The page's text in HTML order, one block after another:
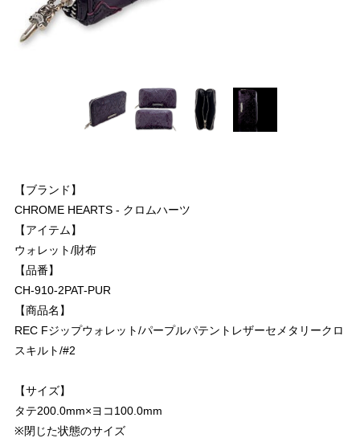
【ブランド】
CHROME HEARTS - クロムハーツ
【アイテム】
ウォレット/財布
【品番】
CH-910-2PAT-PUR
【商品名】
REC Fジップウォレット/パープルパテントレザーセメタリークロ
スキルト/#2
【サイズ】
タテ200.0mm×ヨコ100.0mm
※閉じた状態のサイズ